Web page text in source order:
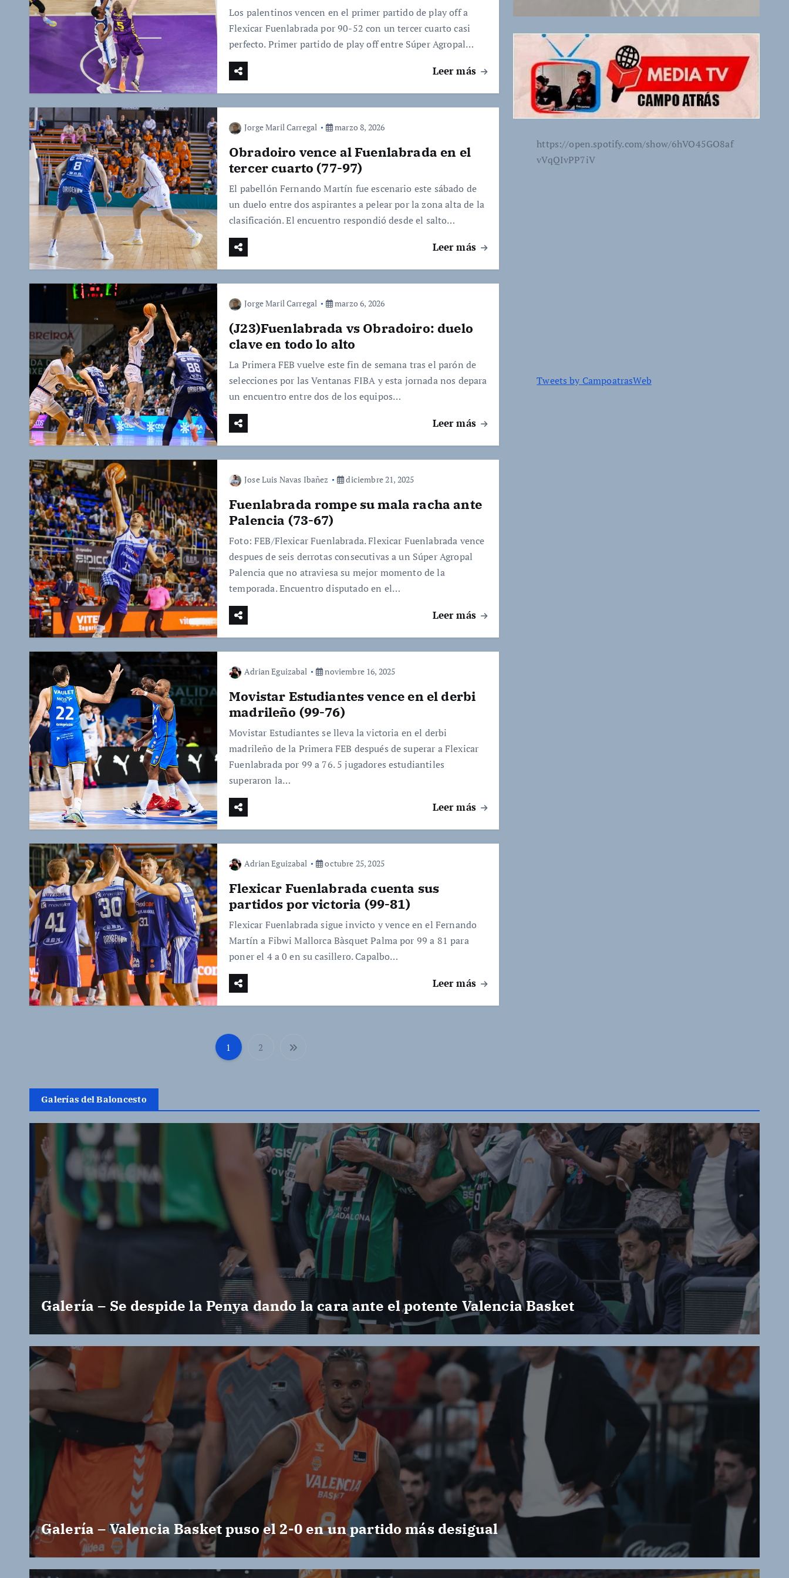
Los palentinos vencen en el primer partido de play off a
Flexicar Fuenlabrada por 90-52 con un tercer cuarto casi
perfecto. Primer partido de play off entre Súper Agropal…
Leer más
Jorge Maril Carregal marzo 8, 2026
Obradoiro vence al Fuenlabrada en el
tercer cuarto (77-97)
El pabellón Fernando Martín fue escenario este sábado de
un duelo entre dos aspirantes a pelear por la zona alta de la
clasificación. El encuentro respondió desde el salto…
Leer más
Jorge Maril Carregal marzo 6, 2026
(J23)Fuenlabrada vs Obradoiro: duelo
clave en todo lo alto
La Primera FEB vuelve este fin de semana tras el parón de
selecciones por las Ventanas FIBA y esta jornada nos depara
un encuentro entre dos de los equipos…
Leer más
Jose Luis Navas Ibañez diciembre 21, 2025
Fuenlabrada rompe su mala racha ante
Palencia (73-67)
Foto: FEB/Flexicar Fuenlabrada. Flexicar Fuenlabrada vence
despues de seis derrotas consecutivas a un Súper Agropal
Palencia que no atraviesa su mejor momento de la
temporada. Encuentro disputado en el…
Leer más
Adrian Eguizabal noviembre 16, 2025
Movistar Estudiantes vence en el derbi
madrileño (99-76)
Movistar Estudiantes se lleva la victoria en el derbi
madrileño de la Primera FEB después de superar a Flexicar
Fuenlabrada por 99 a 76. 5 jugadores estudiantiles
superaron la…
Leer más
Adrian Eguizabal octubre 25, 2025
Flexicar Fuenlabrada cuenta sus
partidos por victoria (99-81)
Flexicar Fuenlabrada sigue invicto y vence en el Fernando
Martín a Fibwi Mallorca Bàsquet Palma por 99 a 81 para
poner el 4 a 0 en su casillero. Capalbo…
Leer más
P
g
i
n
a
c
i
ó
n
d
e
e
n
t
r
1 2
https://open.spotify.com/show/6hVO45GO8af
vVqQIvPP7iV
Tweets by CampoatrasWeb
Galerías del Baloncesto
Galería – Se despide la Penya dando la cara ante el potente Valencia Basket
Galería – Valencia Basket puso el 2-0 en un partido más desigual